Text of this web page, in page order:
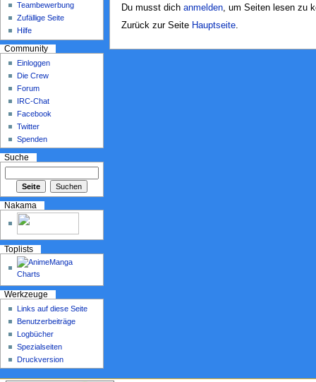
Du musst dich anmelden, um Seiten lesen zu
Zurück zur Seite Hauptseite.
Teambewerbung
Zufällige Seite
Hilfe
Community
Einloggen
Die Crew
Forum
IRC-Chat
Facebook
Twitter
Spenden
Suche
Nakama
Toplists
Werkzeuge
Links auf diese Seite
Benutzerbeiträge
Logbücher
Spezialseiten
Druckversion